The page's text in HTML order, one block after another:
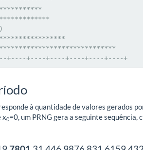
+----+----+----+----+----+----+
à quantidade de valores gerados
x0=0, um PRNG gera a seguinte